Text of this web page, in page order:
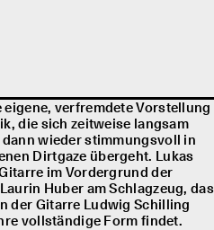
verfremdete Vorstellung
die sich zeitweise langsam
wieder stimmungsvoll in
Dirtgaze übergeht. Lukas
im Vordergrund der
Huber am Schlagzeug, das
der Gitarre Ludwig Schilling
vollständige Form findet.